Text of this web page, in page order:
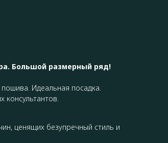
Большой размерный ряд!
Идеальная посадка.
консультантов.
ценящих безупречный стиль и